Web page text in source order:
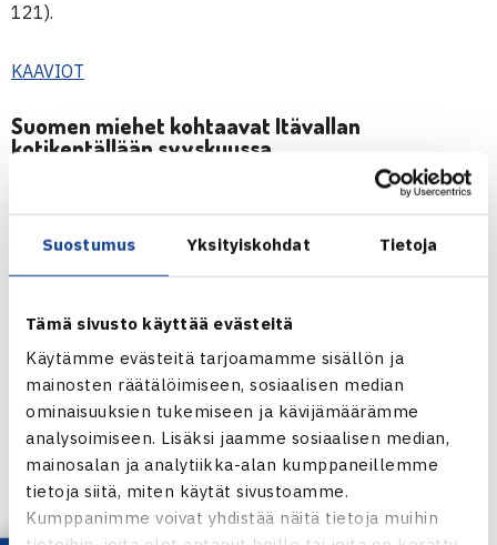
Suostumus Yksityiskohdat Tietoja
Tämä sivusto käyttää evästeitä
Käytämme evästeitä tarjoamamme sisällön ja
mainosten räätälöimiseen, sosiaalisen median
ominaisuuksien tukemiseen ja kävijämäärämme
analysoimiseen. Lisäksi jaamme sosiaalisen median,
mainosalan ja analytiikka-alan kumppaneillemme
tietoja siitä, miten käytät sivustoamme.
Kumppanimme voivat yhdistää näitä tietoja muihin
121).
KAAVIOT
Suomen miehet kohtaavat Itävallan
kotikentällään syyskuussa
Davis Cupin I-ryhmän arvontatilaisuus järjestettiin
Lontoossa keskiviikkona 6.2. Suomi kohtaa Itävallan
kotikentällään Eurooppa/Afrikan I-ryhmässä syyskuussa.
– Todella hienoa lajin kannalta, että päästään pelaamaan
vieraskentillä, mutta nyt on erittäin upeaa päästä
kotiyleisön eteen. Toivotaan luonnollisesti täyttä tupaa,
sillä kyllä yleisöstä saamme ylimääräistä apua –
joukkueemme nauttii suuresti kotiyleisön edessä
pelaamisesta, kommentoi kapteeniJarkko Nieminen